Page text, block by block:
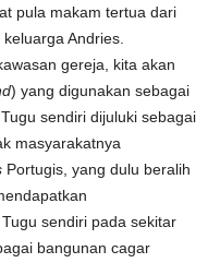
pula makam tertua dari
Andries.
gereja, kita akan
) yang digunakan sebagai
sendiri dijuluki sebagai
masyarakatnya
Portugis, yang dulu beralih
sendiri pada sekitar
bangunan cagar